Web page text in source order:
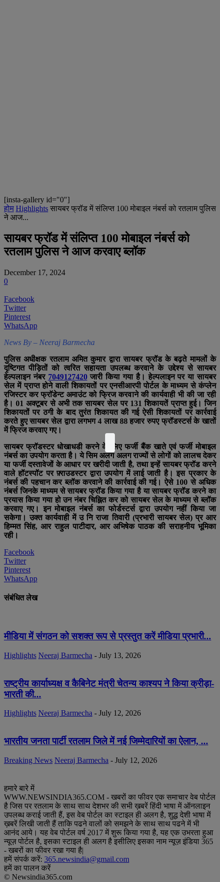
[insta-gallery id="0"]
होम Highlights सायबर फ्रॉड में संलिप्त 100 मोबाइल नंबर्स को रतलाम पुलिस
ने आज...
सायबर फ्रॉड में संलिप्त 100 मोबाइल नंबर्स को
रतलाम पुलिस ने आज करवाए ब्लॉक
December 17, 2024
0
Facebook
Twitter
Pinterest
WhatsApp
News By – Neeraj Barmecha
पुलिस अधीक्षक रतलाम अमित कुमार द्वारा सायबर फ्रॉड के बढ़ते मामलों के
दृष्टिगत पीड़ितों को त्वरित सहायता उपलब्ध करवाने के उद्देश्य से सायबर
हेल्पलाइन नंबर 7049127420जारी किया गया है। हेल्पलाइन पर या सायबर
सेल में प्राप्त होने वाली शिकायतों पर एनसीआरपी पोर्टल के माध्यम से कंप्लेन
रजिस्टर कर फ्राॅडेन्ट अमाउंट को फ्रिज करवाने की कार्यवाही भी की जा रही
है। 01 अक्टूबर से अभी तक सायबर सेल पर 131 शिकायतें प्राप्त हुई। जिन
शिकायतों पर ठगी के बाद तुरंत शिकायत की गई ऐसी शिकायतों पर कार्रवाई
करते हुए सायबर सेल द्वारा लगभग 4 लाख 88 हजार रुपए फ्रॉडस्टर्स के खातों
में फ्रिज करवाए गए।
सायबर फ्रॉडस्टर धोखाधडी करने के लिए फर्जी बैंक खाते एवं फर्जी मोबाइल
नंबर्स का उपयोग करता है। ये सिम अलग अलग राज्यों से लोगों को लालच देकर
या फर्जी दस्तावेजों के आधार पर खरीदी जाती है, तथा इन्हें सायबर फ्रॉड करने
वाले हॉटस्पॉट पर फ़्राउडस्टर द्वारा उपयोग में लाई जाती है। इस प्रकार के
नंबर्स की पहचान कर ब्लॉक करवाने की कार्रवाई की गई। ऐसे 100 से अधिक
नंबर्स जिनके माध्यम से सायबर फ्रॉड किया गया है या सायबर फ्रॉड करने का
प्रयास किया गया हो उन नंबर चिह्नित कर को सायबर सेल के माध्यम से ब्लॉक
करवाए गए। इन मोबाइल नंबर्स का फोर्डस्टर्स द्वारा उपयोग नहीं किया जा
सकेगा। उक्त कार्यवाही में उ नि राजा तिवारी (प्रभारी सायबर सेल) प्र आर
हिम्मत सिंह, आर राहुल पाटीदार, आर अभिषेक पाठक की सराहनीय भूमिका
रही।
Facebook
Twitter
Pinterest
WhatsApp
संबंधित लेख
मीडिया में संगठन को सशक्त रूप से प्रस्तुत करें मीडिया प्रभारी...
Highlights Neeraj Barmecha - July 13, 2026
राष्ट्रीय कार्याध्यक्ष व कैबिनेट मंत्री चेतन्य काश्यप ने किया क्रीड़ा-
भारती की...
Highlights Neeraj Barmecha - July 12, 2026
भारतीय जनता पार्टी रतलाम जिले में नई जिम्मेदारियों का ऐलान, ...
Breaking News Neeraj Barmecha - July 12, 2026
हमारे बारे में
WWW.NEWSINDIA365.COM - खबरों का फीवर एक समाचार वेब पोर्टल
है जिस पर रतलाम के साथ साथ देशभर की सभी ख़बरें हिंदी भाषा में ऑनलाइन
उपलब्ध कराई जाती हैं, इस वेब पोर्टल का स्टाइल ही अलग है, शुद्ध देशी भाषा में
ख़बरें लिखी जाती हैं ताकि पढने वालों को समझने के साथ साथ पढने में भी
आनंद आये। यह वेब पोर्टल वर्ष 2017 में शुरू किया गया है, यह एक उभरता हुआ
न्यूज़ पोर्टल है, इसका स्टाइल ही अलग है इसीलिए इसका नाम न्यूज़ इंडिया 365
- खबरों का फीवर रखा गया है|
हमें संपर्क करें: 365.newsindia@gmail.com
हमें का पालन करें
© Newsindia365.com